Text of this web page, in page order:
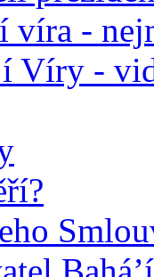
víra -
Víry -